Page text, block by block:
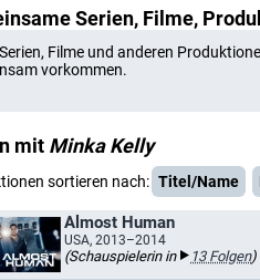
Serien, Filme,
Filme und anderen
vorkommen.
mit Minka Kelly
sortieren nach: Titel/Name
Almost Human
USA, 2013–2014
(Schauspielerin in 13 Folgen)